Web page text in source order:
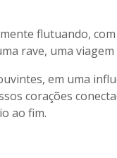
flutuando,
rave, uma
em uma
corações
ao fim.